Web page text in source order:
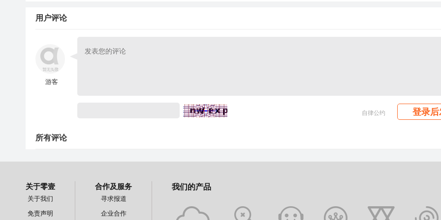
用户评论
游客
自律公约 登录后
所有评论
关于零壹
关于我们
免责声明
合作及服务
寻求报道
企业合作
我们的产品